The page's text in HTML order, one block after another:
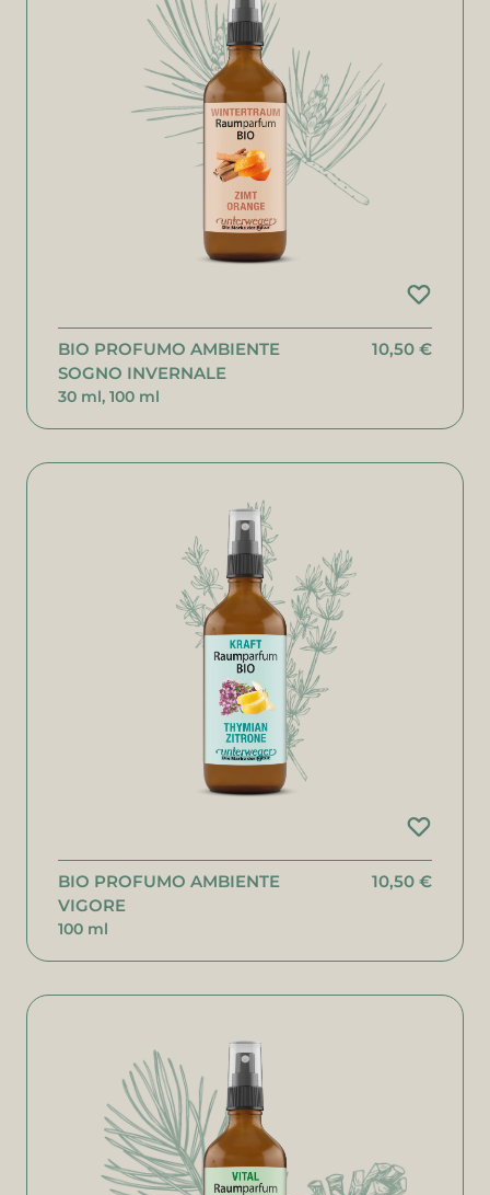
BIO PROFUMO AMBIENTE
SOGNO INVERNALE
30 ml, 100 ml
10,50 €
BIO PROFUMO AMBIENTE
VIGORE
100 ml
10,50 €